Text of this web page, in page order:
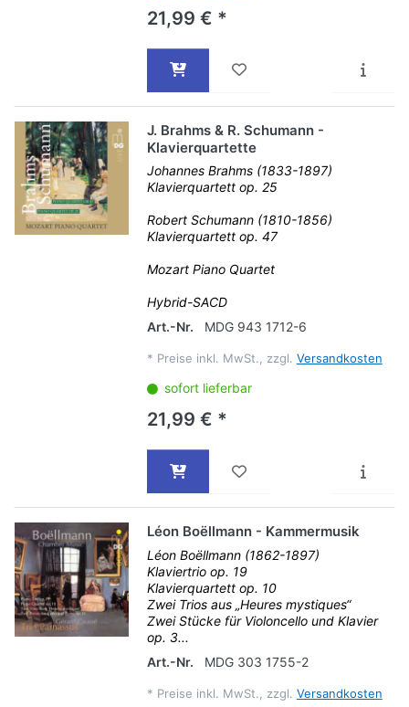
21,99 € *
J. Brahms & R. Schumann -
Klavierquartette
Johannes Brahms (1833-1897)
Klavierquartett op. 25
Robert Schumann (1810-1856)
Klavierquartett op. 47
Mozart Piano Quartet
Hybrid-SACD
Art.-Nr.
MDG 943 1712-6
* Preise inkl. MwSt., zzgl. Versandkosten
sofort lieferbar
21,99 € *
Léon Boëllmann - Kammermusik
Léon Boëllmann (1862-1897)
Klaviertrio op. 19
Klavierquartett op. 10
Zwei Trios aus „Heures mystiques“
Zwei Stücke für Violoncello und Klavier
op. 3...
Art.-Nr.
MDG 303 1755-2
* Preise inkl. MwSt., zzgl. Versandkosten